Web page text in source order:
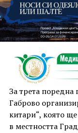
На 13 август
занимания и за
Инструкторката
от FitLab ще се
тренировка от
атака с куиз
приключи с
комедиен филм
под звездното
За трета
Габрово
китари“, която
в местността